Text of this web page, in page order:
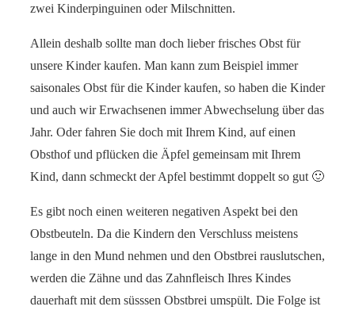
zwei Kinderpinguinen oder Milschnitten.
Allein deshalb sollte man doch lieber frisches Obst für
unsere Kinder kaufen. Man kann zum Beispiel immer
saisonales Obst für die Kinder kaufen, so haben die Kinder
und auch wir Erwachsenen immer Abwechselung über das
Jahr. Oder fahren Sie doch mit Ihrem Kind, auf einen
Obsthof und pflücken die Äpfel gemeinsam mit Ihrem
Kind, dann schmeckt der Apfel bestimmt doppelt so gut 🙂
Es gibt noch einen weiteren negativen Aspekt bei den
Obstbeuteln. Da die Kindern den Verschluss meistens
lange in den Mund nehmen und den Obstbrei rauslutschen,
werden die Zähne und das Zahnfleisch Ihres Kindes
dauerhaft mit dem süsssen Obstbrei umspült. Die Folge ist